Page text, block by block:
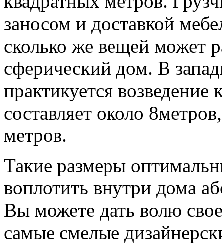
заносом и доставкой
сколько же вещей может
сферический дом. В
практикуется возведение
составляет около
метров.
Такие размеры
воплотить внутри дома
Вы можете дать волю
самые смелые